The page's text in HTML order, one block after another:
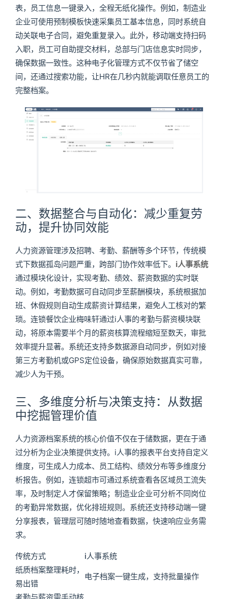
表，员工信息一键录入，全程无纸化操作。例如，制造业
企业可使用预制模板快速采集员工基本信息，同时系统自
动关联电子合同，避免重复录入。此外，移动端支持扫码
入职，员工可自助提交材料，总部与门店信息实时同步，
确保数据一致性。这种电子化管理方式不仅节省了储空
间，还通过搜索功能，让HR在几秒内就能调取任意员工的
完整档案。
二、数据整合与自动化：减少重复劳
动，提升协同效能
人力资源管理涉及招聘、考勤、薪酬等多个环节，传统模
式下数据孤岛问题严重，跨部门协作效率低下。 i人事系统
通过模块化设计，实现考勤、绩效、薪资数据的实时联
动。例如，考勤数据可自动同步至薪酬模块，系统根据加
班、休假规则自动生成薪资计算结果，避免人工核对的繁
琐。连锁餐饮企业梅味轩通过i人事的考勤与薪资模块联
动，将原本需要半个月的薪资核算流程缩短至数天，审批
效率提升显著。系统还支持多数据源自动同步，例如对接
第三方考勤机或GPS定位设备，确保原始数据真实可靠，
减少人为干预。
三、多维度分析与决策支持：从数据
中挖掘管理价值
人力资源档案系统的核心价值不仅在于储数据，更在于通
过分析为企业决策提供支持。i人事的报表平台支持自定义
维度，可生成人力成本、员工结构、绩效分布等多维度分
析报告。例如，连锁超市可通过系统查看各区域员工流失
率，及时制定人才保留策略；制造业企业可分析不同岗位
的考勤异常数据，优化排班规则。系统还支持移动端一键
分享报表，管理层可随时随地查看数据，快速响应业务需
求。
传统方式
i人事系统
纸质档案整理耗时，
易出错
电子档案一键生成，支持批量操作